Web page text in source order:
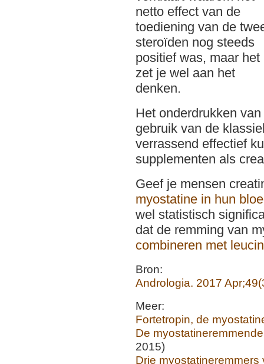
netto effect van de
toediening van de
steroïden nog steeds
positief was, maar het
zet je wel aan het
denken.
Het onderdrukken
gebruik van de
verrassend effectief
supplementen als
Geef je mensen
myostatine in hun
wel statistisch
dat de remming van
combineren met
Bron:
Andrologia. 2017
Meer:
Fortetropin, de
De
2015)
Drie